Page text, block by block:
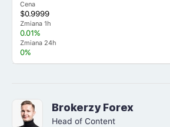
Cena
$0.9999
Zmiana 1h
0.01%
Zmiana 24h
0%
Brokerzy Forex
Head of Content